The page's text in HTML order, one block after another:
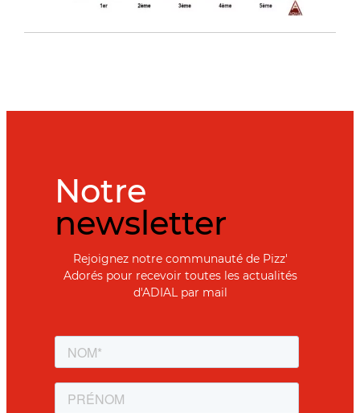
Notre
newsletter
Rejoignez notre communauté de Pizz'
Adorés pour recevoir toutes les actualités
d'ADIAL par mail